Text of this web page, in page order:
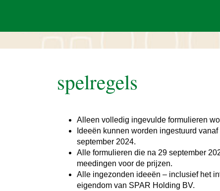
spelregels
Alleen volledig ingevulde formulieren
Ideeën kunnen worden ingestuurd
september 2024.
Alle formulieren die na 29 september
meedingen voor de prijzen.
Alle ingezonden ideeën – inclusief het
eigendom van SPAR Holding BV.